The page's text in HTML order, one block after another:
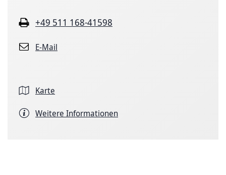
+49 511 168-41598
E-Mail
Karte
Weitere Informationen